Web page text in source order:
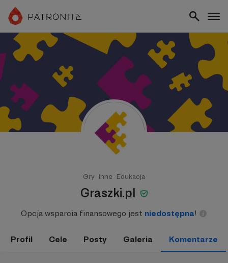
Gry Inne Edukacja
Graszki.pl
Opcja wsparcia finansowego jest niedostępna!
Profil Cele Posty Galeria Komentarze